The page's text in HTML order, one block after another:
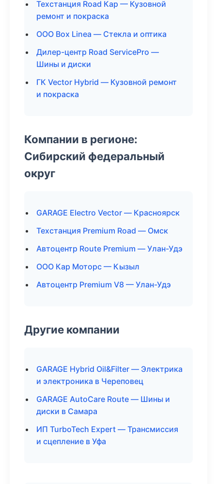
Техстанция Road Кар — Кузовной
ремонт и покраска
ООО Box Linea — Стекла и оптика
Дилер-центр Road ServicePro —
Шины и диски
ГК Vector Hybrid — Кузовной ремонт
и покраска
Компании в регионе:
Сибирский федеральный
округ
GARAGE Electro Vector — Красноярск
Техстанция Premium Road — Омск
Автоцентр Route Premium — Улан-Удэ
ООО Кар Моторс — Кызыл
Автоцентр Premium V8 — Улан-Удэ
Другие компании
GARAGE Hybrid Oil&Filter — Электрика
и электроника в Череповец
GARAGE AutoCare Route — Шины и
диски в Самара
ИП TurboTech Expert — Трансмиссия
и сцепление в Уфа